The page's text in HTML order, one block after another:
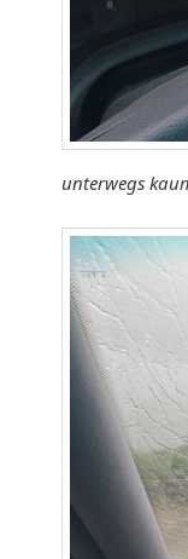
unterwegs